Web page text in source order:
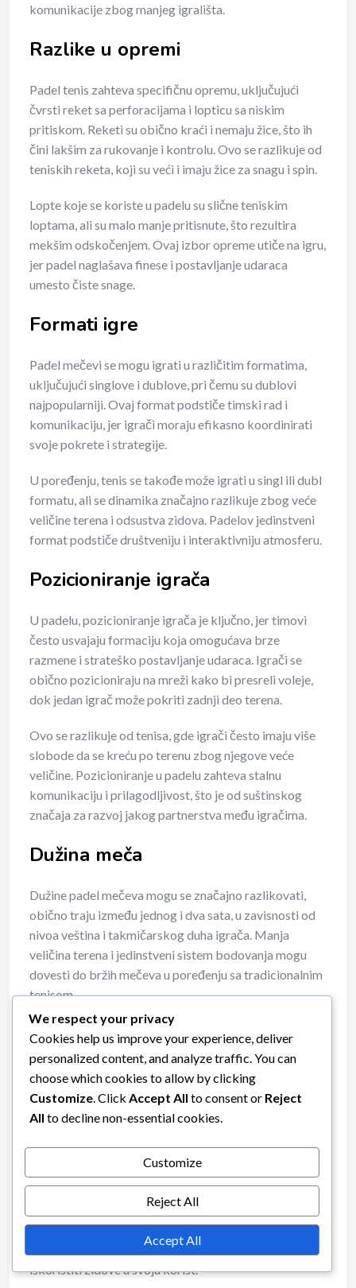
komunikacije zbog manjeg igrališta.
Razlike u opremi
Padel tenis zahteva specifičnu opremu, uključujući
čvrsti reket sa perforacijama i lopticu sa niskim
pritiskom. Reketi su obično kraći i nemaju žice, što ih
čini lakšim za rukovanje i kontrolu. Ovo se razlikuje od
teniskih reketa, koji su veći i imaju žice za snagu i spin.
Lopte koje se koriste u padelu su slične teniskim
loptama, ali su malo manje pritisnute, što rezultira
mekšim odskočenjem. Ovaj izbor opreme utiče na igru,
jer padel naglašava finese i postavljanje udaraca
umesto čiste snage.
Formati igre
Padel mečevi se mogu igrati u različitim formatima,
uključujući singlove i dublove, pri čemu su dublovi
najpopularniji. Ovaj format podstiče timski rad i
komunikaciju, jer igrači moraju efikasno koordinirati
svoje pokrete i strategije.
U poređenju, tenis se takođe može igrati u singl ili dubl
formatu, ali se dinamika značajno razlikuje zbog veće
veličine terena i odsustva zidova. Padelov jedinstveni
format podstiče društveniju i interaktivniju atmosferu.
Pozicioniranje igrača
U padelu, pozicioniranje igrača je ključno, jer timovi
često usvajaju formaciju koja omogućava brze
razmene i strateško postavljanje udaraca. Igrači se
obično pozicioniraju na mreži kako bi presreli voleje,
dok jedan igrač može pokriti zadnji deo terena.
Ovo se razlikuje od tenisa, gde igrači često imaju više
slobode da se kreću po terenu zbog njegove veće
veličine. Pozicioniranje u padelu zahteva stalnu
komunikaciju i prilagodljivost, što je od suštinskog
značaja za razvoj jakog partnerstva među igračima.
Dužina meča
Dužine padel mečeva mogu se značajno razlikovati,
obično traju između jednog i dva sata, u zavisnosti od
nivoa veština i takmičarskog duha igrača. Manja
veličina terena i jedinstveni sistem bodovanja mogu
dovesti do bržih mečeva u poređenju sa tradicionalnim
tenisom.
Teniski mečevi mogu trajati znatno duže, često se
protežući preko dva sata, posebno u profesionalnim
okruženjima. Razlike u trajanju meča mogu uticati na
izdržljivost igrača i strategiju, čineći padel
pristupačnijom opcijom za rekreativne igrače.
Varijacije pravila
Padel ima specifična pravila koja ga razlikuju od drugih
sportova sa reketom, kao što je dozvola igračima da
koriste zidove za vraćanje udaraca. Ovo pravilo
podstiče kreativnost i stratešku igru, jer igrači mogu
iskoristiti zidove u svoju korist.
We respect your privacy
Cookies help us improve your experience, deliver
personalized content, and analyze traffic. You can
choose which cookies to allow by clicking
Customize . Click Accept All to consent or Reject
All to decline non-essential cookies.
Customize
Reject All
Accept All